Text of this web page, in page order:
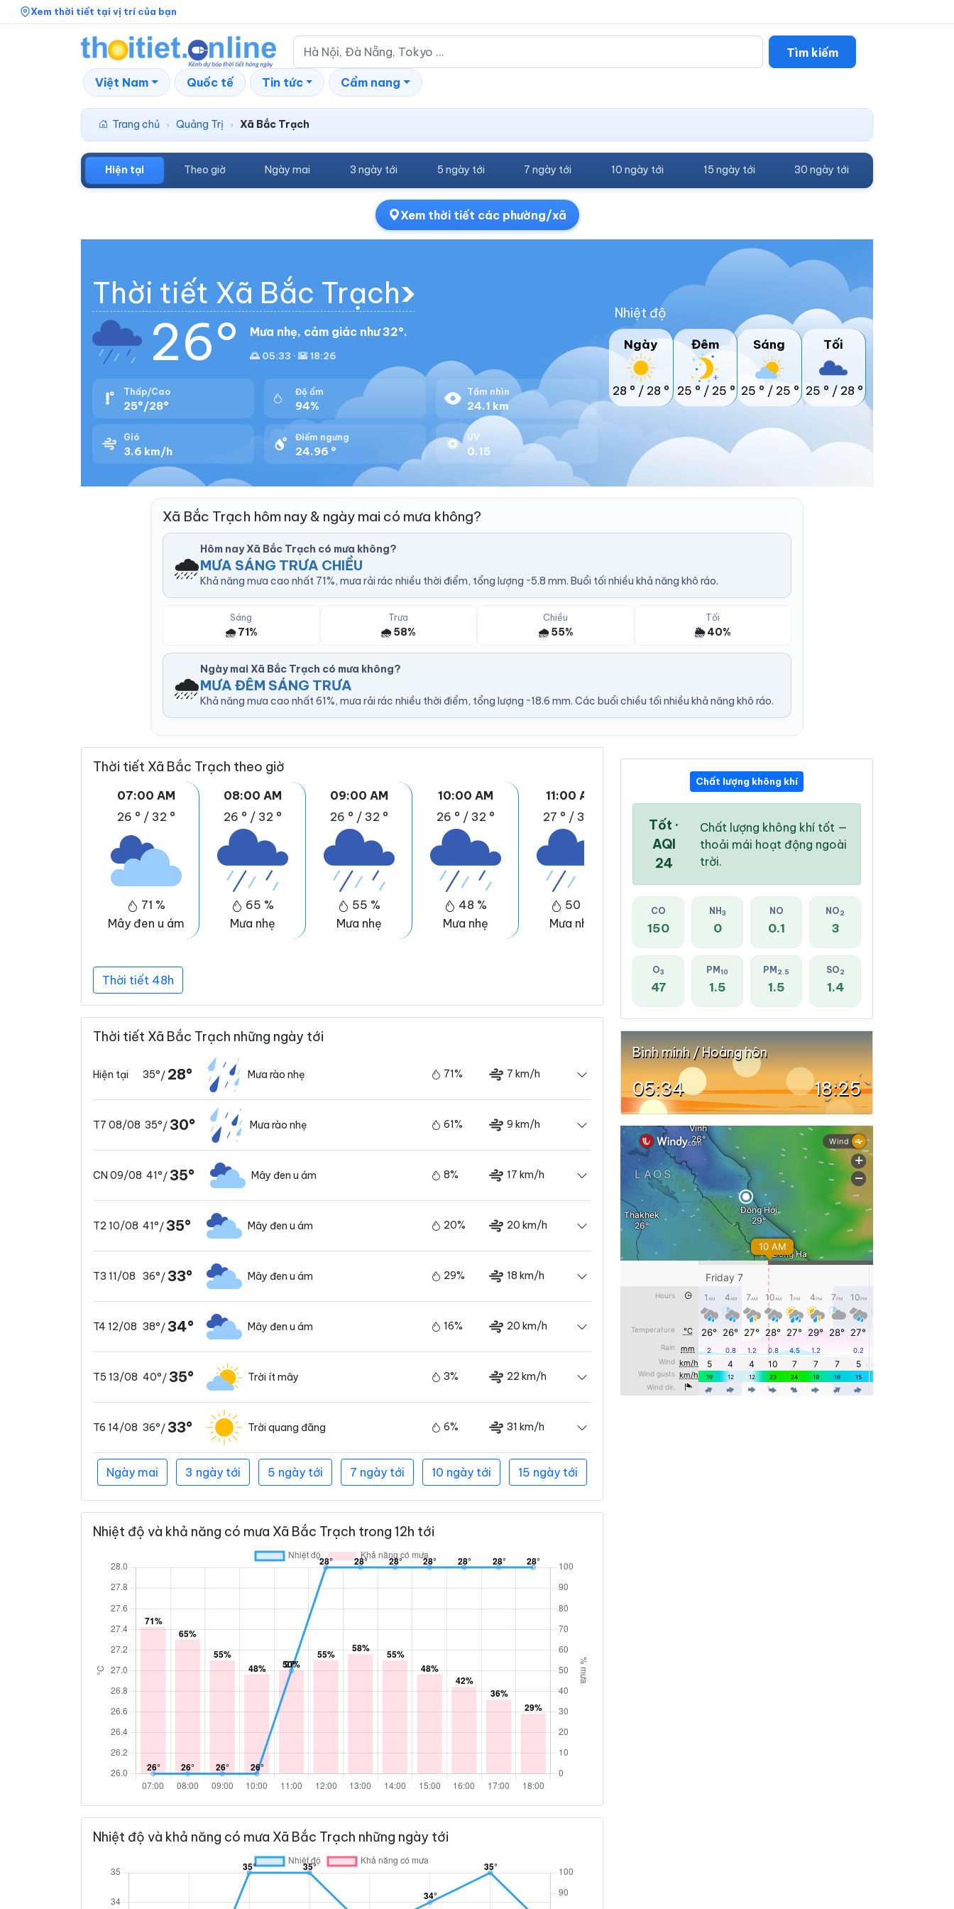
Xem thời tiết tại vị trí của bạn
Tìm kiếm
Việt Nam Quốc tế Tin tức Cẩm nang
Trang chủ › Quảng Trị › Xã Bắc Trạch
Hiện tại Theo giờ Ngày mai 3 ngày tới 5 ngày tới 7 ngày tới 10 ngày tới 15 ngày tới 30 ngày tới
Xem thời tiết các phường/xã
Thời tiết Xã Bắc Trạch
26° Mưa nhẹ, cảm giác như 32°.
🌅 05:33 · 🌇 18:26
Thấp/Cao
25°/28°
Độ ẩm
94%
Tầm nhìn
24.1 km
Gió
3.6 km/h
Điểm ngưng
24.96 °
UV
0.15
Nhiệt độ
Ngày
28 ° / 28 °
Đêm
25 ° / 25 °
Sáng
25 ° / 25 °
Tối
25 ° / 28 °
Xã Bắc Trạch hôm nay & ngày mai có mưa không?
🌧️
Hôm nay Xã Bắc Trạch có mưa không?
MƯA SÁNG TRƯA CHIỀU
Khả năng mưa cao nhất 71%, mưa rải rác nhiều thời điểm, tổng lượng ~5.8 mm. Buổi tối nhiều khả năng khô ráo.
Sáng
🌧️ 71%
Trưa
🌧️ 58%
Chiều
🌧️ 55%
Tối
🌦️ 40%
🌧️
Ngày mai Xã Bắc Trạch có mưa không?
MƯA ĐÊM SÁNG TRƯA
Khả năng mưa cao nhất 61%, mưa rải rác nhiều thời điểm, tổng lượng ~18.6 mm. Các buổi chiều tối nhiều khả năng khô ráo.
Thời tiết Xã Bắc Trạch theo giờ
07:00 AM
26 ° / 32 °
71 %
Mây đen u ám
08:00 AM
26 ° / 32 °
65 %
Mưa nhẹ
09:00 AM
26 ° / 32 °
55 %
Mưa nhẹ
10:00 AM
26 ° / 32 °
48 %
Mưa nhẹ
11:00 AM
27 ° / 33 °
50 %
Mưa nhẹ
12:00 PM
28 °
Mưa nhẹ
01:00 PM
58 %
Mưa nhẹ
Thời tiết 48h
Thời tiết Xã Bắc Trạch những ngày tới
Hiện tại 35°/ 28° Mưa rào nhẹ 71% 7 km/h
T7 08/08 35°/30° Mưa rào nhẹ 61% 9 km/h
CN 09/08 41°/35° Mây đen u ám 8% 17 km/h
T2 10/08 41°/35° Mây đen u ám 20% 20 km/h
T3 11/08 36°/33° Mây đen u ám 29% 18 km/h
T4 12/08 38°/34° Mây đen u ám 16% 20 km/h
T5 13/08 40°/35° Trời ít mây 3% 22 km/h
T6 14/08 36°/33° Trời quang đãng 6% 31 km/h
Ngày mai 3 ngày tới 5 ngày tới 7 ngày tới 10 ngày tới 15 ngày tới
Nhiệt độ và khả năng có mưa Xã Bắc Trạch trong 12h tới
Nhiệt độ và khả năng có mưa Xã Bắc Trạch những ngày tới
Chất lượng không khí
Tốt ·
AQI
24
Chất lượng không khí tốt —
thoải mái hoạt động ngoài
trời.
CO
150
NH 3
0
NO
0.1
NO2
3
O3
47
PM 10
1.5
PM 2.5
1.5
SO2
1.4
Bình minh / Hoàng hôn
05:34 18:25